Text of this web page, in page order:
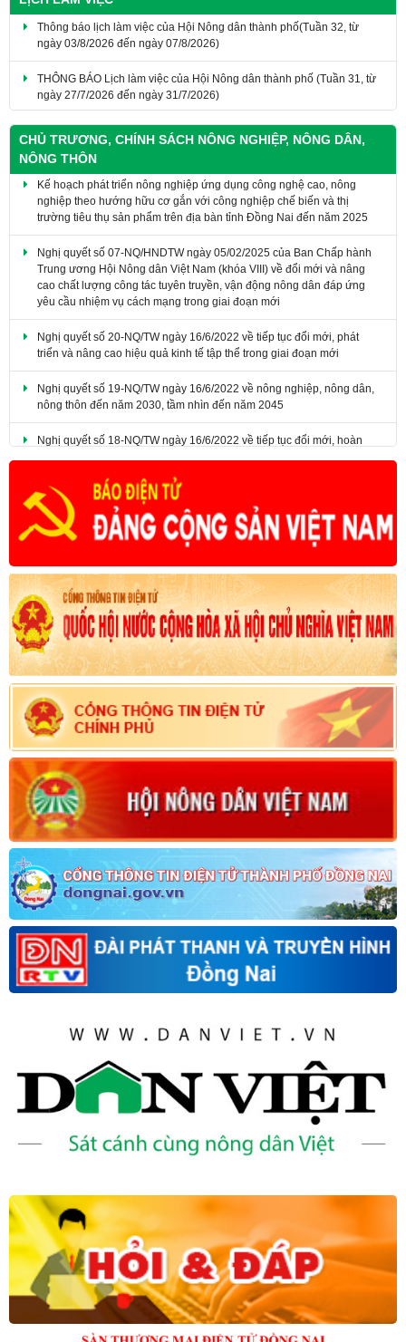
Thông báo lịch làm việc của Hội Nông dân thành phố(Tuần 32, từ
ngày 03/8/2026 đến ngày 07/8/2026)
THÔNG BÁO Lịch làm việc của Hội Nông dân thành phố (Tuần 31, từ
ngày 27/7/2026 đến ngày 31/7/2026)
CHỦ TRƯƠNG, CHÍNH SÁCH NÔNG NGHIỆP, NÔNG DÂN,
NÔNG THÔN
Kế hoạch phát triển nông nghiệp ứng dụng công nghệ cao, nông
nghiệp theo hướng hữu cơ gắn với công nghiệp chế biến và thị
trường tiêu thụ sản phẩm trên địa bàn tỉnh Đồng Nai đến năm 2025
​Nghị quyết số 07-NQ/HNDTW ngày 05/02/2025 của Ban Chấp hành
Trung ương Hội Nông dân Việt Nam (khóa VIII) về đổi mới và nâng
cao chất lượng công tác tuyên truyền, vận động nông dân đáp ứng
yêu cầu nhiệm vụ cách mạng trong giai đoạn mới
Nghị quyết số 20-NQ/TW ngày 16/6/2022 về tiếp tục đổi mới, phát
triển và nâng cao hiệu quả kinh tế tập thể trong giai đoạn mới
Nghị quyết số 19-NQ/TW ngày 16/6/2022 về nông nghiệp, nông dân,
nông thôn đến năm 2030, tầm nhìn đến năm 2045
Nghị quyết số 18-NQ/TW ngày 16/6/2022 về tiếp tục đổi mới, hoàn
thiện thể chế, chính sách, nâng cao hiệu lực, hiệu quả quản lý và sử